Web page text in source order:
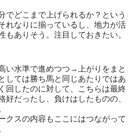
でどこまで上げられるか？という
れなりに揃っているし、地力が活
もありそう。注目しておきたい。
い水準で進めつつ→上がりをまと
しては勝ち馬と同じあたりではあ
回したのに対して、こちらは最終
好だったし、負けはしたものの、
クスの内容もここにはつながって